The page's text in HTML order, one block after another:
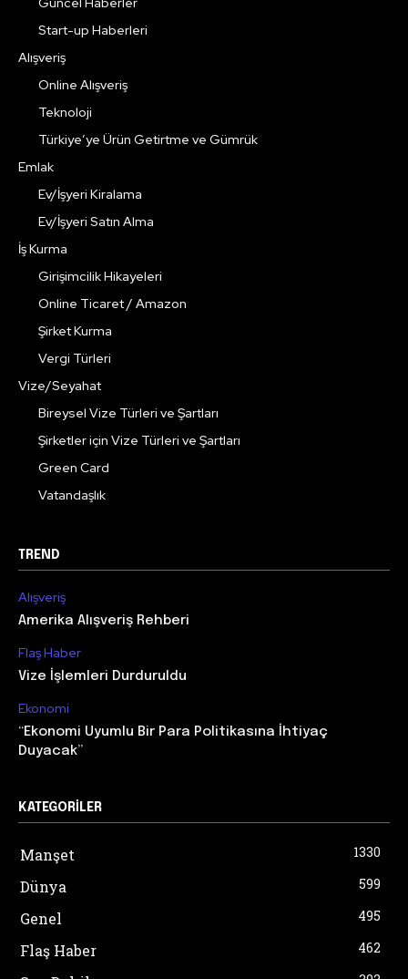
Start-up Haberleri
Alışveriş
Online Alışveriş
Teknoloji
Türkiye’ye Ürün Getirtme ve Gümrük
Emlak
Ev/İşyeri Kiralama
Ev/İşyeri Satın Alma
İş Kurma
Girişimcilik Hikayeleri
Online Ticaret / Amazon
Şirket Kurma
Vergi Türleri
Vize/Seyahat
Bireysel Vize Türleri ve Şartları
Şirketler için Vize Türleri ve Şartları
Green Card
Vatandaşlık
TREND
Alışveriş
Amerika Alışveriş Rehberi
Flaş Haber
Vize İşlemleri Durduruldu
Ekonomi
“Ekonomi Uyumlu Bir Para Politikasına İhtiyaç
Duyacak”
KATEGORILER
Manşet 1330
Dünya 599
Genel 495
Flaş Haber 462